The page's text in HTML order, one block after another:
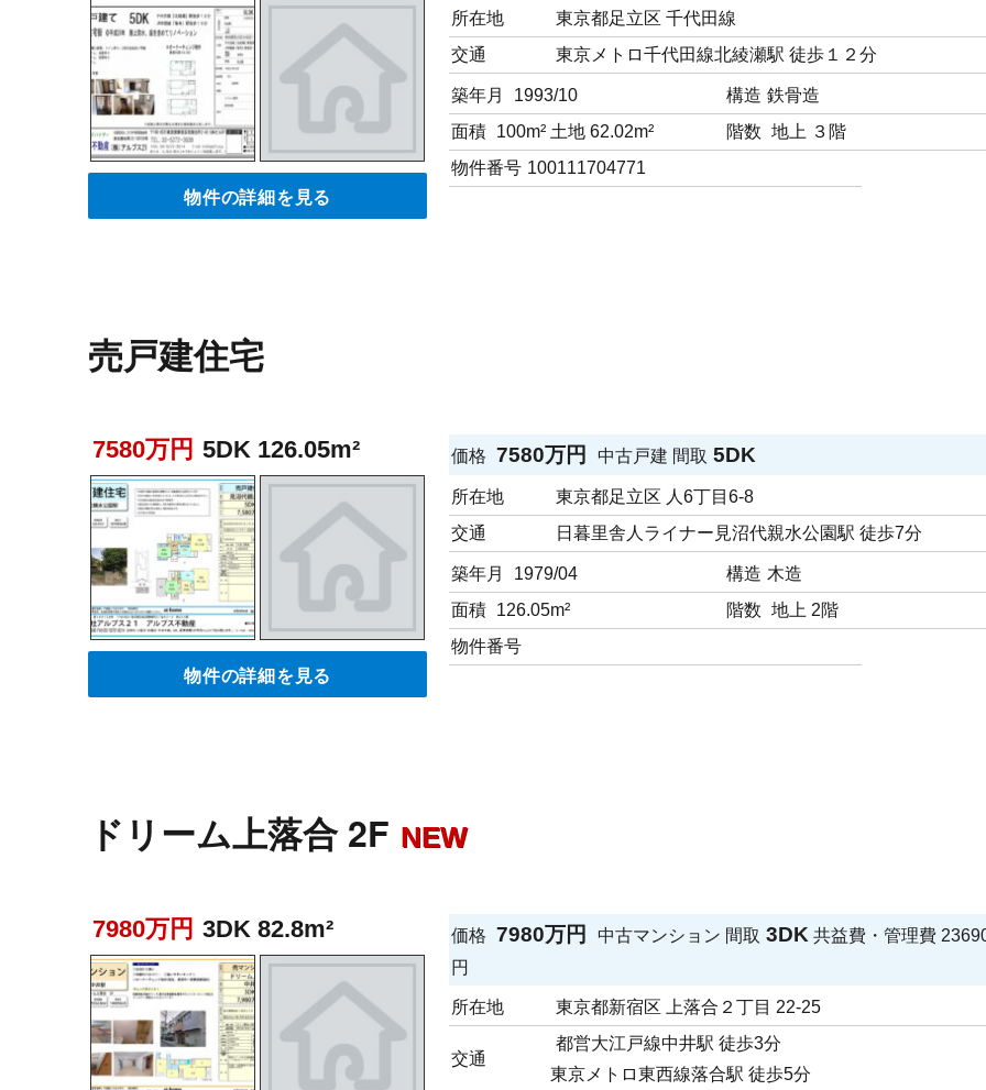
物件の詳細を見る
所在地
東京都足立区 千代田線
交通
東京メトロ千代田線北綾瀬駅 徒歩１２分
築年月 1993/10 構造 鉄骨造
面積 100m² 土地 62.02m² 階数 地上 ３階
物件番号 100111704771
売戸建住宅
7580万円 5DK 126.05m²
物件の詳細を見る
価格 7580万円 中古戸建 間取 5DK
所在地
東京都足立区 人6丁目6-8
交通
日暮里舎人ライナー見沼代親水公園駅 徒歩7分
築年月 1979/04 構造 木造
面積 126.05m² 階数 地上 2階
物件番号
ドリーム上落合 2F NEW
7980万円 3DK 82.8m² 価格 7980万円 中古マンション 間取 3DK 共益費・管理費
円
所在地 東京都新宿区 上落合２丁⽬ 22-25
交通
都営大江戸線中井駅 徒歩3分
東京メトロ東西線落合駅 徒歩5分